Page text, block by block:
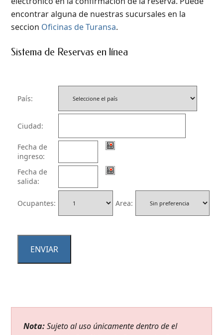
encontrar alguna de nuestras sucursales en la
seccion Oficinas de Turansa.
Sistema de Reservas en línea
Nota:Sujeto al uso únicamente dentro de el